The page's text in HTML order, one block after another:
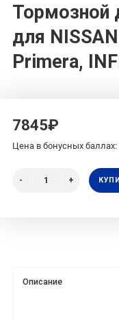
Тормозной
для
Primera,
7845₽
Цена в бонусных баллах:
Описание